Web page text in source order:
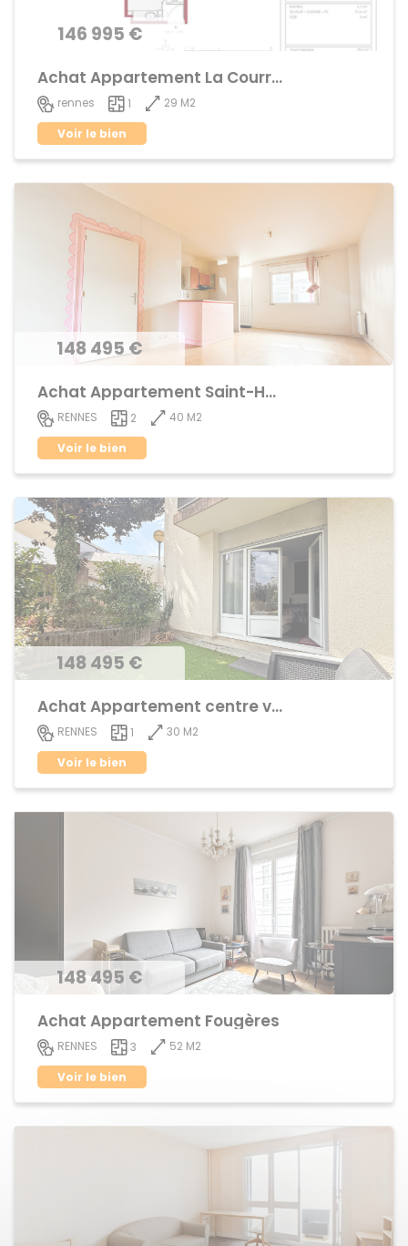
146 995 €
Achat Appartement La Courrouze
rennes 1
29 M2
Voir le bien
148 495 €
Achat Appartement Saint-Helier
RENNES 2
40 M2
Voir le bien
148 495 €
Achat Appartement centre ville
RENNES 1
30 M2
Voir le bien
148 495 €
Achat Appartement Fougères
RENNES 3
52 M2
Voir le bien